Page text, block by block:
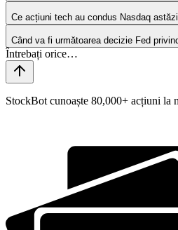
Ce acțiuni tech au condus Nasdaq
Când va fi următoarea decizie Fed
StockBot cunoaște 80,000+ acțiuni la